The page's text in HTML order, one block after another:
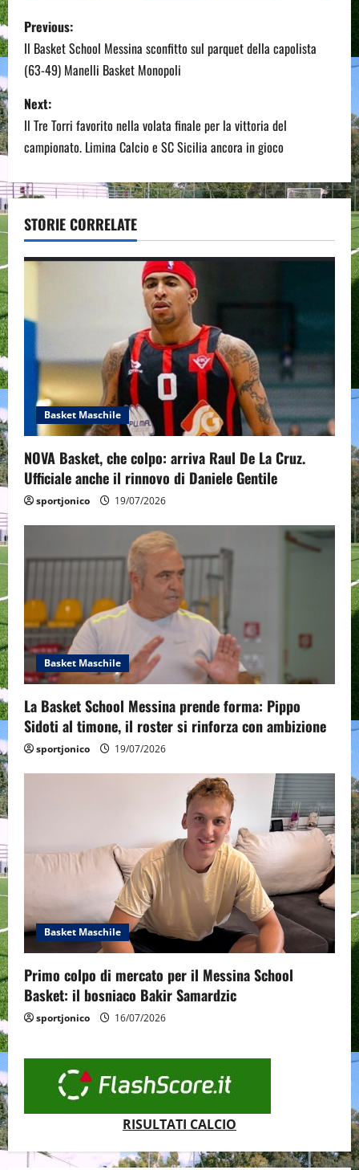
P
o
s
t
n
a
v
i
a
n
Previous:
Il Basket School Messina sconfitto sul parquet della capolista
(63-49) Manelli Basket Monopoli
Next:
Il Tre Torri favorito nella volata finale per la vittoria del
campionato. Limina Calcio e SC Sicilia ancora in gioco
STORIE CORRELATE
Basket Maschile
NOVA Basket, che colpo: arriva Raul De La Cruz.
Ufficiale anche il rinnovo di Daniele Gentile
sportjonico 19/07/2026
Basket Maschile
La Basket School Messina prende forma: Pippo
Sidoti al timone, il roster si rinforza con ambizione
sportjonico 19/07/2026
Basket Maschile
Primo colpo di mercato per il Messina School
Basket: il bosniaco Bakir Samardzic
sportjonico 16/07/2026
RISULTATI CALCIO